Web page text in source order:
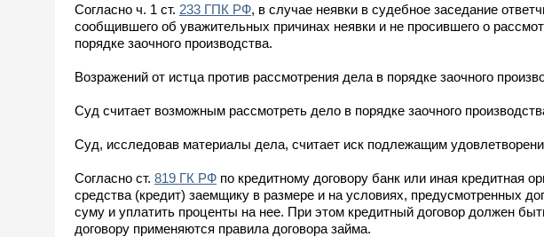
Согласно ч. 1 ст. 233 ГПК РФ, в случае неявки в судебное заседание
сообщившего об уважительных причинах неявки и не просившего о
порядке заочного производства.
Возражений от истца против рассмотрения дела в порядке заочного
Суд считает возможным рассмотреть дело в порядке заочного
Суд, исследовав материалы дела, считает иск подлежащим
Согласно ст. 819 ГК РФ по кредитному договору банк или иная кредитная
средства (кредит) заемщику в размере и на условиях, предусмотренных
суму и уплатить проценты на нее. При этом кредитный договор должен
договору применяются правила договора займа.